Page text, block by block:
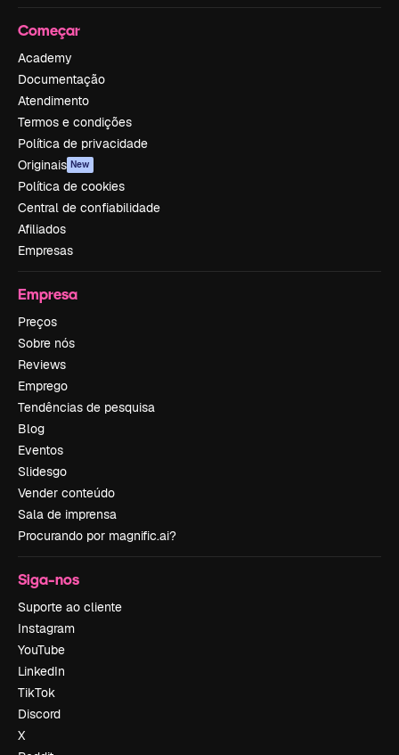
Começar
Academy
Documentação
Atendimento
Termos e condições
Política de privacidade
Originais New
Política de cookies
Central de confiabilidade
Afiliados
Empresas
Empresa
Preços
Sobre nós
Reviews
Emprego
Tendências de pesquisa
Blog
Eventos
Slidesgo
Vender conteúdo
Sala de imprensa
Procurando por magnific.ai?
Siga-nos
Suporte ao cliente
Instagram
YouTube
LinkedIn
TikTok
Discord
X